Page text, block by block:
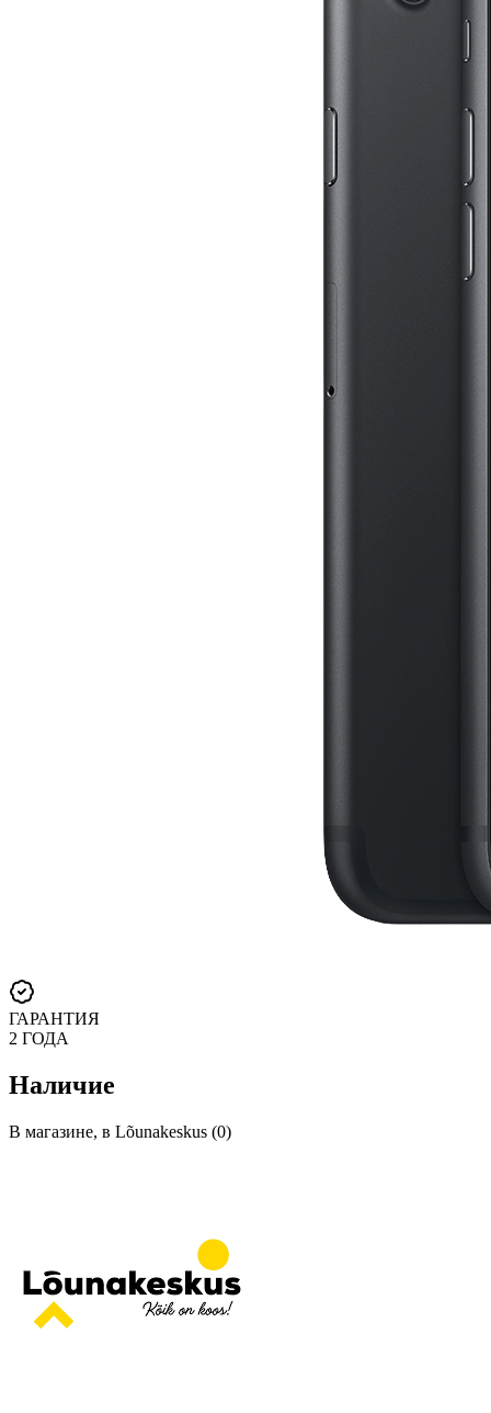
ГАРАНТИЯ
2 ГОДА
Наличие
В магазине, в Lõunakeskus (0)